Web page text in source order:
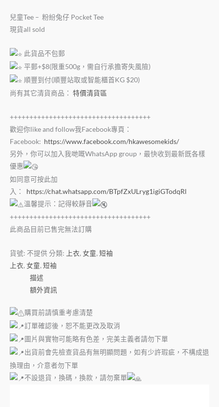
兒童Tee – 粉紛兔仔 Pocket Tee
現貨all sold
此貨品不包郵
平郵+$8(限重500g，需自行承擔寄失風險)
順豐到付(順豐站取或智能櫃首KG $20)
尚有其它清貨商品： 特價清貨區
++++++++++++++++++++++++++++++++++++
歡迎你like and follow我Facebook專頁：
Facebook: https://www.facebook.com/hkawesomekids/
另外，你可以加入我哋嘅WhatsApp group，最快收到最新既各樣
優惠
如同意可按此加
入： https://chat.whatsapp.com/BTpfZxULryg1igiGTodqRl
溫馨提示：記得較靜音
++++++++++++++++++++++++++++++++++++
此商品目前已售完無法訂購
貨號: 不提供 分類: 上衣, 女童, 短袖
上衣, 女童, 短袖
描述
額外資訊
購買前請慎重考慮清楚
訂單確認後，恕不能更改及取消
圖片與實物可能略有色差，完美主義者請勿下單
出貨前會先檢查貨品有無明顯問題，如有少許瑕疵，不構成退
換理由，介意者勿下單
不設退貨，換碼，換款，請勿棄單